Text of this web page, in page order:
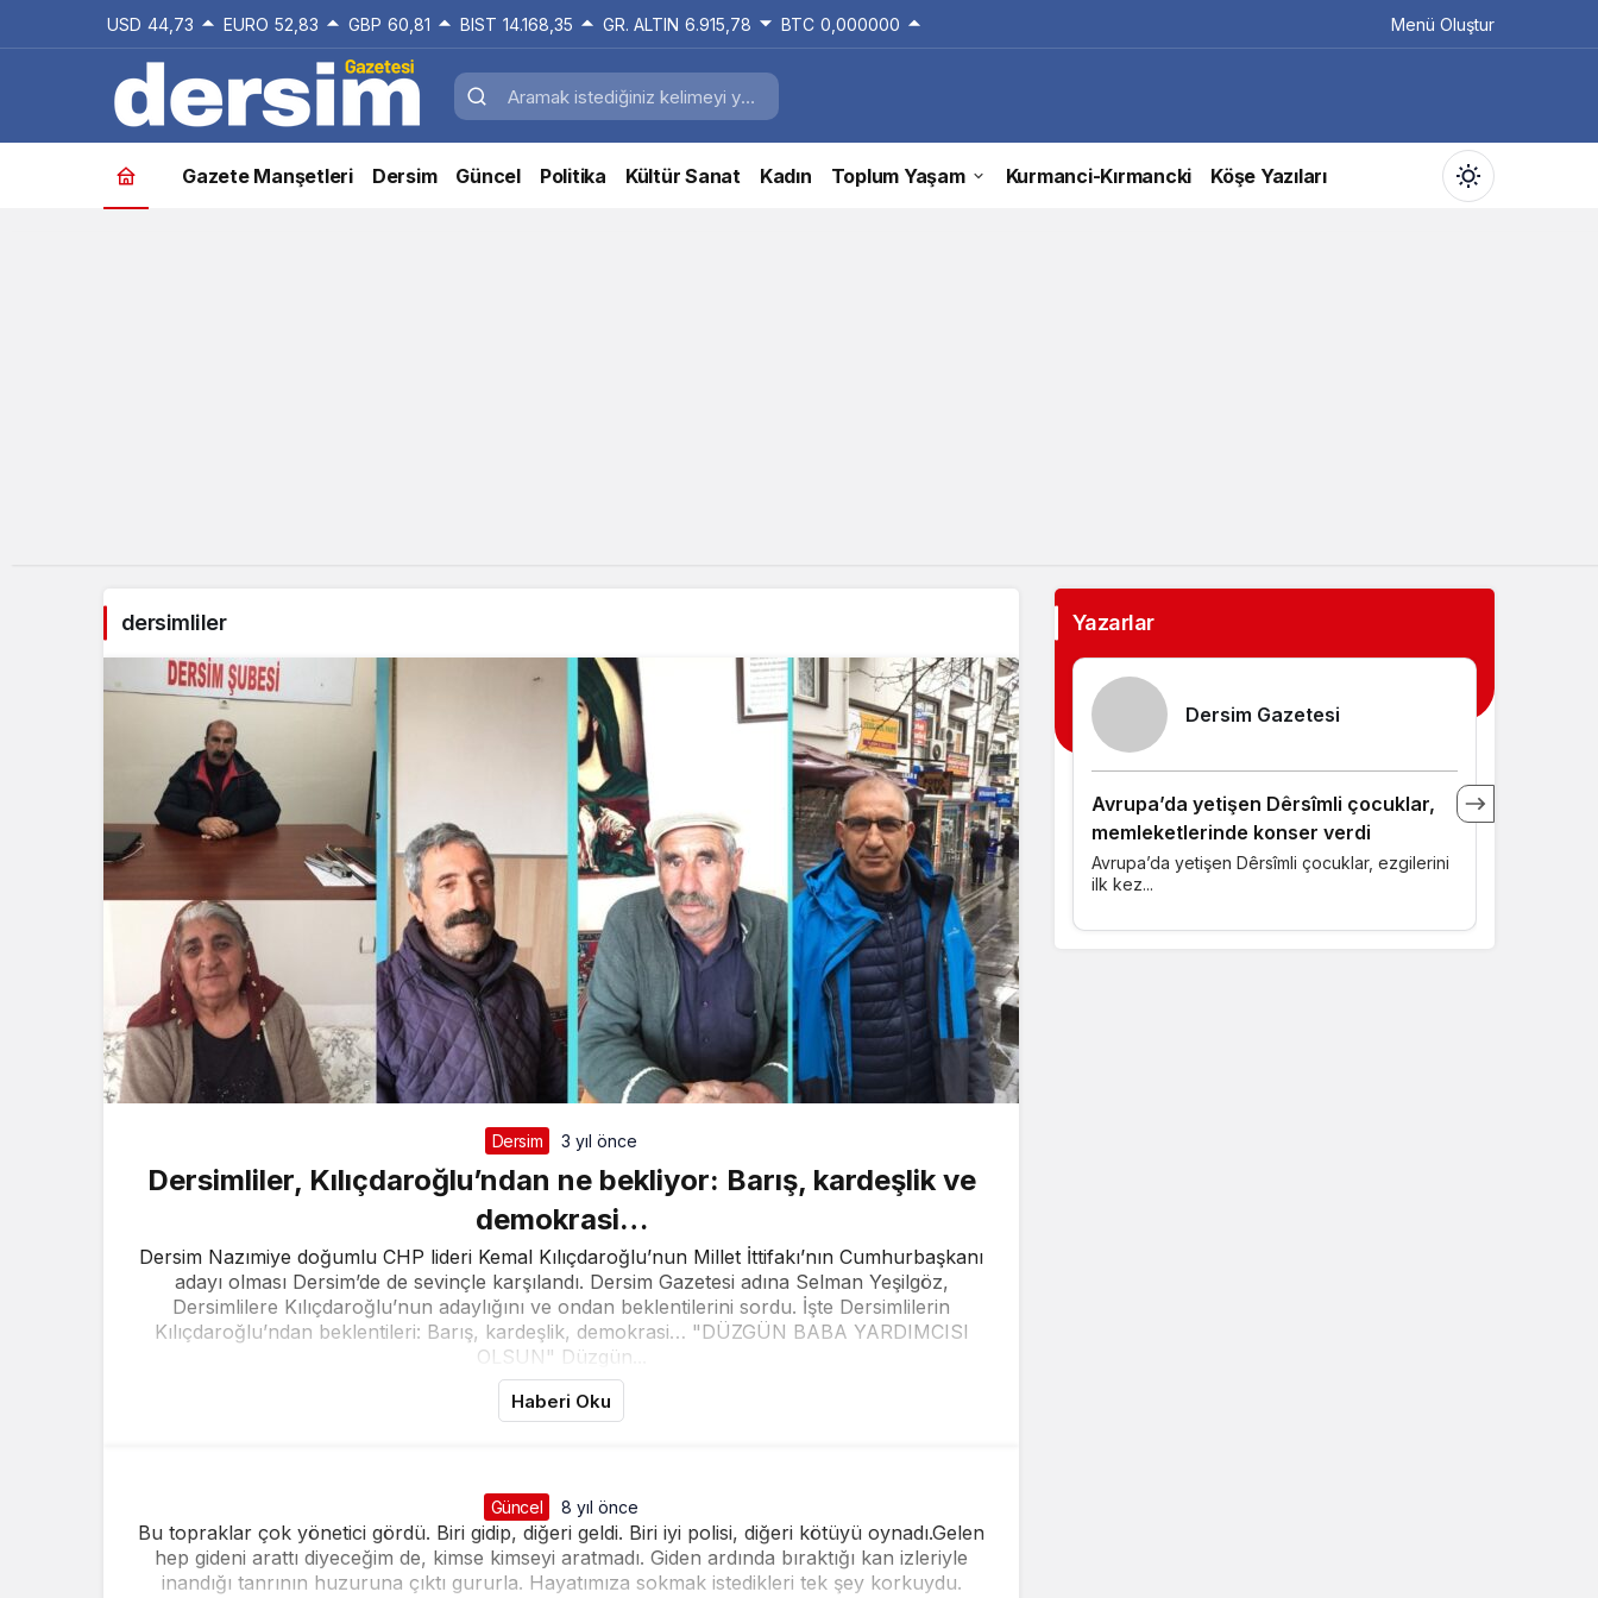
USD 44,73 EURO 52,83 GBP 60,81 BIST 14.168,35 GR. ALTIN 6.915,78 BTC 0,000000 Menü Oluştur
Gazete Manşetleri Dersim Güncel Politika Kültür Sanat Kadın Toplum Yaşam Kurmanci-Kırmancki Köşe Yazıları
dersimliler
Dersim 3 yıl önce
Dersimliler, Kılıçdaroğlu’ndan ne bekliyor: Barış, kardeşlik ve
demokrasi…
Dersim Nazımiye doğumlu CHP lideri Kemal Kılıçdaroğlu’nun Millet İttifakı’nın Cumhurbaşkanı
adayı olması Dersim’de de sevinçle karşılandı. Dersim Gazetesi adına Selman Yeşilgöz,
Dersimlilere Kılıçdaroğlu’nun adaylığını ve ondan beklentilerini sordu. İşte Dersimlilerin
Kılıçdaroğlu’ndan beklentileri: Barış, kardeşlik, demokrasi… "DÜZGÜN BABA YARDIMCISI
OLSUN" Düzgün...
Haberi Oku
Güncel 8 yıl önce
Bu topraklar çok yönetici gördü. Biri gidip, diğeri geldi. Biri iyi polisi, diğeri kötüyü oynadı.Gelen
hep gideni arattı diyeceğim de, kimse kimseyi aratmadı. Giden ardında bıraktığı kan izleriyle
inandığı tanrının huzuruna çıktı gururla. Hayatımıza sokmak istedikleri tek şey korkuydu.
Yazarlar
Dersim Gazetesi
Avrupa’da yetişen Dêrsîmli çocuklar,
memleketlerinde konser verdi
Avrupa’da yetişen Dêrsîmli çocuklar, ezgilerini
ilk kez...